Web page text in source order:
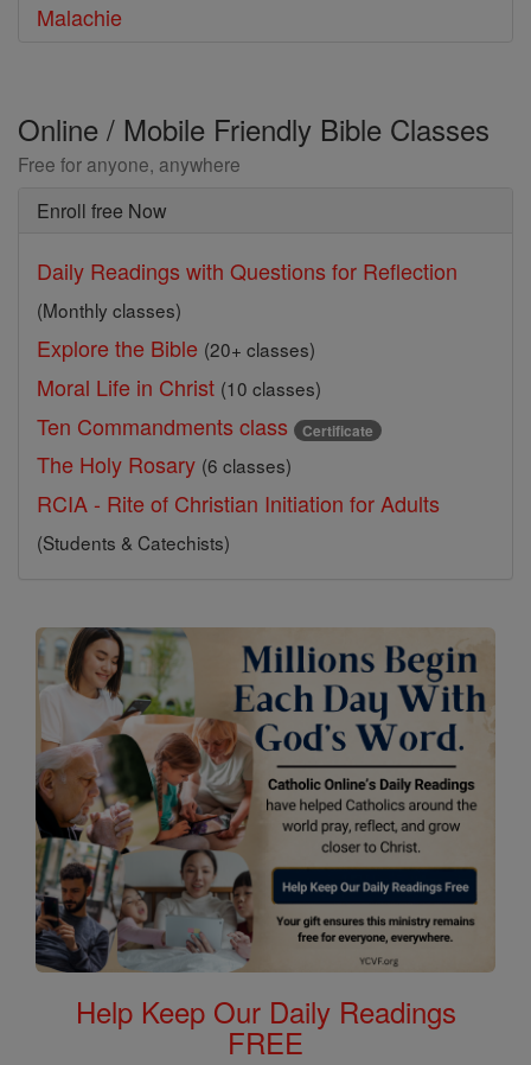
Malachie
Online / Mobile Friendly Bible Classes
Free for anyone, anywhere
Enroll free Now
Daily Readings with Questions for Reflection
(Monthly classes)
Explore the Bible (20+ classes)
Moral Life in Christ (10 classes)
Ten Commandments class Certificate
The Holy Rosary (6 classes)
RCIA - Rite of Christian Initiation for Adults
(Students & Catechists)
Help Keep Our Daily Readings
FREE